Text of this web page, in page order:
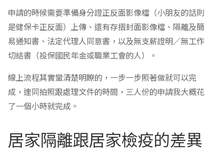
申請的時候需要準備身分證正反面影像檔（小朋友的話則
是健保卡正反面）上傳、還有存摺封面影像檔、隔離及簡
易通知書、法定代理人同意書，以及無支薪證明／無工作
切結書（投保國民年金或職業工會的人）。
線上流程其實蠻清楚明瞭的，一步一步照著做就可以完
成，連同拍照跟處理文件的時間，三人份的申請我大概花
了一個小時就完成。
居家隔離跟居家檢疫的差異